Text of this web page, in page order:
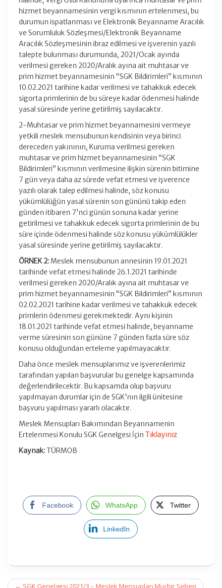
hizmet beyannamesinin vergi kısmının ertelenmesi, bu
durumun ispatlanması ve Elektronik Beyanname Aracılık
ve Sorumluluk Sözleşmesi/Elektronik Beyanname
Aracılık Sözleşmesinin ibraz edilmesi ve işverenin yazılı
talepte bulunması durumunda, 2021/Ocak ayında
verilmesi gereken 2020/Aralık ayına ait muhtasar ve
prim hizmet beyannamesinin “SGK Bildirimleri” kısmının
10.02.2021 tarihine kadar verilmesi ve tahakkuk edecek
sigorta primlerinin de bu süreye kadar ödenmesi halinde
yasal süresinde yerine getirilmiş sayılacaktır.
2-Muhtasar ve prim hizmet beyannamesini vermeye
yetkili meslek mensubunun kendisinin veya birinci
dereceden yakınının, Kuruma verilmesi gereken
muhtasar ve prim hizmet beyannamesinin “SGK
Bildirimleri” kısmının verilmesine ilişkin sürenin bitimine
7 gün veya daha az sürede vefat etmesi ve işverence
yazılı olarak talep edilmesi halinde, söz konusu
yükümlülüğün yasal sürenin son gününü takip eden
günden itibaren 7’nci günün sonuna kadar yerine
getirilmesi ve tahakkuk edecek sigorta primlerinin de bu
süre içinde ödenmesi halinde söz konusu yükümlülükler
yasal süresinde yerine getirilmiş sayılacaktır.
ÖRNEK 2: Meslek mensubunun annesinin 19.01.2021
tarihinde vefat etmesi halinde 26.1.2021 tarihinde
verilmesi gereken 2020/Aralık ayına ait muhtasar ve
prim hizmet beyannamesinin “SGK Bildirimleri” kısmının
02.02.2021 tarihine kadar verilmesi ve tahakkuk edecek
primlerin ödenmesi gerekmektedir. Aynı kişinin
18.01.2021 tarihinde vefat etmesi halinde, beyanname
verme süresinin son gününe 7 günden fazla süre söz
konusu olduğundan erteleme yapılmayacaktır.
Daha önce meslek mensuplarımız ve işverenlerimiz
tarafından yapılan başvurular bu genelge kapsamında
değerlendirilecektir. Bu kapsamda olup başvuru
yapılmayan durumlar için de SGK’nın ilgili ünitesine
başvuru yapılması yararlı olacaktır.
Meslek Mensupları Bakımından Beyannamenin
Ertelenmesi Konulu SGK Genelgesi İçin Tıklayınız
Kaynak:TÜRMOB
Facebook WhatsApp Twitter
LinkedIn
Post
← SGK Genelgesi 2021/3 – Meslek Mensupları Mücbir Sebep